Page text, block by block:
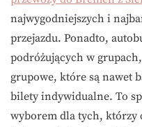
najwygodniejszych i
przejazdu. Ponadto,
podróżujących w
grupowe, które są nawet
bilety indywidualne. To
wyborem dla tych, którzy